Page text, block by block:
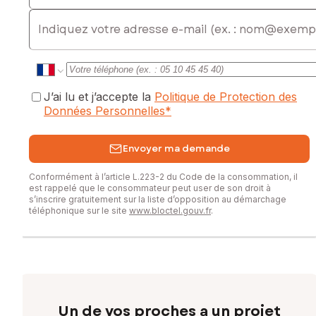
E-mail
J’ai lu et j’accepte la Politique de Protection des
Données Personnelles*
Envoyer ma demande
Conformément à l’article L.223-2 du Code de la consommation, il
est rappelé que le consommateur peut user de son droit à
s’inscrire gratuitement sur la liste d’opposition au démarchage
téléphonique sur le site www.bloctel.gouv.fr.
Un de vos proches a un projet